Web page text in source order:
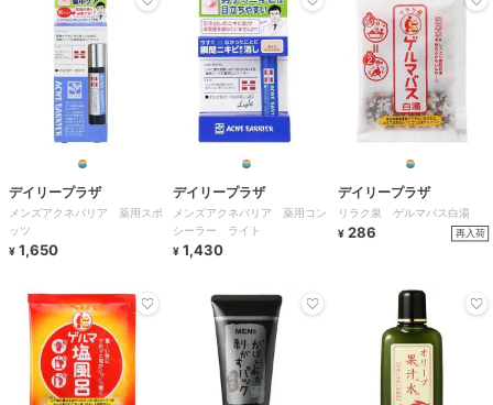
デイリープラザ
メンズアクネバリア 薬用スポ
ッツ
¥ 1,650
デイリープラザ
メンズアクネバリア 薬用コン
シーラー ライト
¥ 1,430
デイリープラザ
リラク泉 ゲルマバス白湯
¥ 286 再入荷